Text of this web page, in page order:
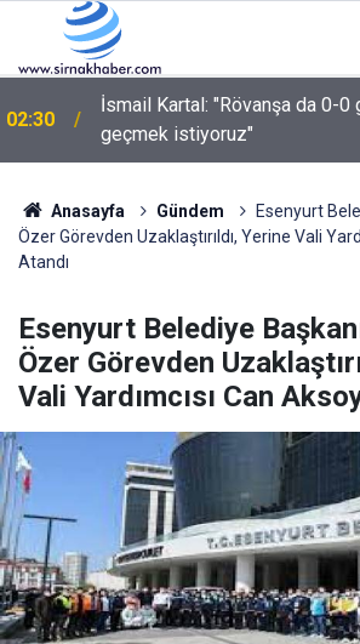
00:58
UEFA Şampiyonlar Liginde
2-0 yendi
Anasayfa Gündem
Esenyurt
Özer Görevden Uzaklaştırıldı, Yerine Vali
Atandı
Esenyurt Belediye
Özer Görevden
Vali Yardımcısı Can